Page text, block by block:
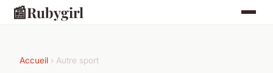
📰Rubygirl
Accueil › Autre sport